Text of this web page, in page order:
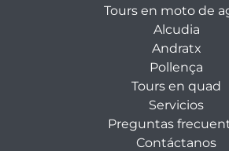
Tours en moto de
Alcudia
Andratx
Pollença
Tours en quad
Servicios
Preguntas
Contáctanos